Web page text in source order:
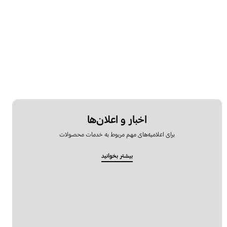
اخبار و اعلان‌ها
برای اعلامیه‌های مهم مربوط به خدمات محصولات
بیشتر بخوانید